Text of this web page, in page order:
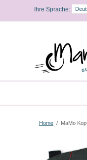
Ihre Sprache:
Home / MaMo